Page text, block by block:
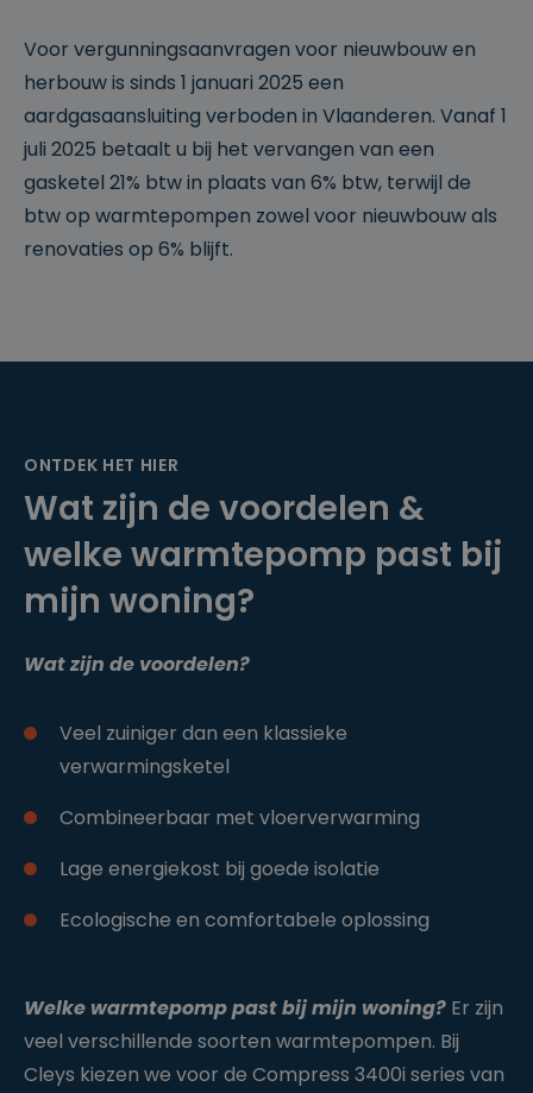
Voor vergunningsaanvragen voor nieuwbouw en
herbouw is sinds 1 januari 2025 een
aardgasaansluiting verboden in Vlaanderen. Vanaf 1
juli 2025 betaalt u bij het vervangen van een
gasketel 21% btw in plaats van 6% btw, terwijl de
btw op warmtepompen zowel voor nieuwbouw als
renovaties op 6% blijft.
ONTDEK HET HIER
Wat zijn de voordelen &
welke warmtepomp past bij
mijn woning?
Wat zijn de voordelen?
Veel zuiniger dan een klassieke
verwarmingsketel
Combineerbaar met vloerverwarming
Lage energiekost bij goede isolatie
Ecologische en comfortabele oplossing
Welke warmtepomp past bij mijn woning? Er zijn
veel verschillende soorten warmtepompen. Bij
Cleys kiezen we voor de Compress 3400i series van